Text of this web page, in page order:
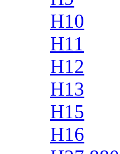
H10
H11
H12
H13
H15
H16